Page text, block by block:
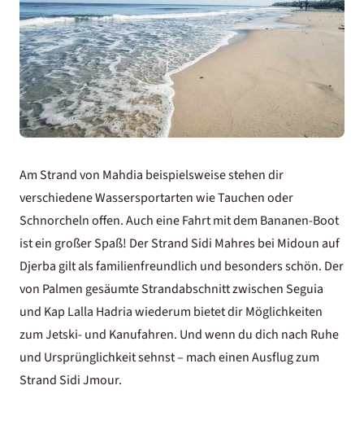
Am Strand von Mahdia beispielsweise stehen dir
verschiedene Wassersportarten wie Tauchen oder
Schnorcheln offen. Auch eine Fahrt mit dem Bananen-Boot
ist ein großer Spaß! Der Strand Sidi Mahres bei Midoun auf
Djerba gilt als familienfreundlich und besonders schön. Der
von Palmen gesäumte Strandabschnitt zwischen Seguia
und Kap Lalla Hadria wiederum bietet dir Möglichkeiten
zum Jetski- und Kanufahren. Und wenn du dich nach Ruhe
und Ursprünglichkeit sehnst – mach einen Ausflug zum
Strand Sidi Jmour.